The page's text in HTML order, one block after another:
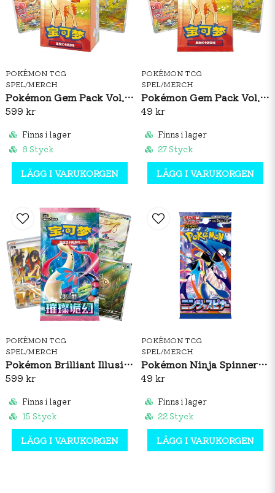
POKÉMON TCG
SPEL/MERCH
Pokémon Gem Pack Vol. 4 Booster Box (S-CH)
599 kr
Finns i lager
8 Styck
LÄGG I VARUKORGEN
POKÉMON TCG
SPEL/MERCH
Pokémon Gem Pack Vol. 4 Booster Pack (S-CH)
49 kr
Finns i lager
27 Styck
LÄGG I VARUKORGEN
POKÉMON TCG
SPEL/MERCH
Pokémon Brilliant Illusions CSV8C Booster Box Slim (S-CH)
599 kr
Finns i lager
15 Styck
LÄGG I VARUKORGEN
POKÉMON TCG
SPEL/MERCH
Pokémon Ninja Spinner Booster Pack (JP)
49 kr
Finns i lager
22 Styck
LÄGG I VARUKORGEN